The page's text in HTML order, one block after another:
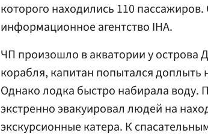
которого находились 110 пассажиров.
информационное агентство IHA.
ЧП произошло в акватории у острова
корабля, капитан попытался доплыть
Однако лодка быстро набирала воду.
экстренно эвакуировал людей на
экскурсионные катера. К